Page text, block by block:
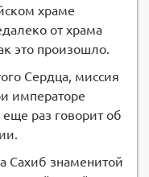
храме
от храма
это произошло.
Сердца, миссия
императоре
раз говорит об
Сахиб знаменитой